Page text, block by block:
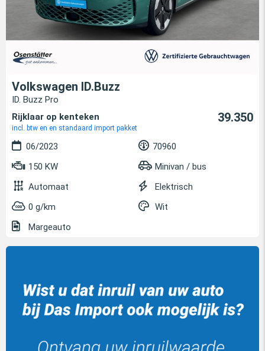
Volkswagen ID.Buzz
ID. Buzz Pro
Rijklaar op kenteken
incl. btw en en standaard import pakket
39.350
06/2023
70960
150 KW
Minivan / bus
Automaat
Elektrisch
0 g/km
Wit
Margeauto